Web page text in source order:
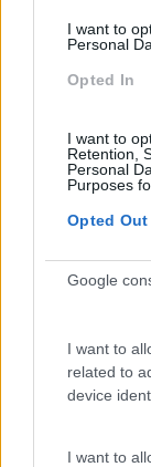
I want to
Personal
Opted In
I want to
Retention,
Personal
Purposes
Opted Out
Google
I want to
related to
device
I want to
Perspetivas
Recursos
Sem
Team
Vendas E